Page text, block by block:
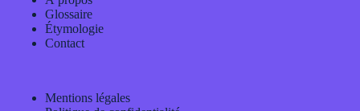
Glossaire
Étymologie
Contact
Mentions légales